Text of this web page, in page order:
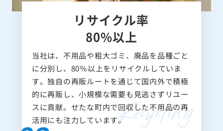
リサイクル率
80%以上
当社は、不用品や粗大ゴミ、廃品を品種ごと
に分別し、80％以上をリサイクルしていま
す。独自の再販ルートを通じて国内外で積極
的に再販し、小規模な需要も見逃さずリユー
スに貢献。せたな町内で回収した不用品の再
活用にも注力しています。